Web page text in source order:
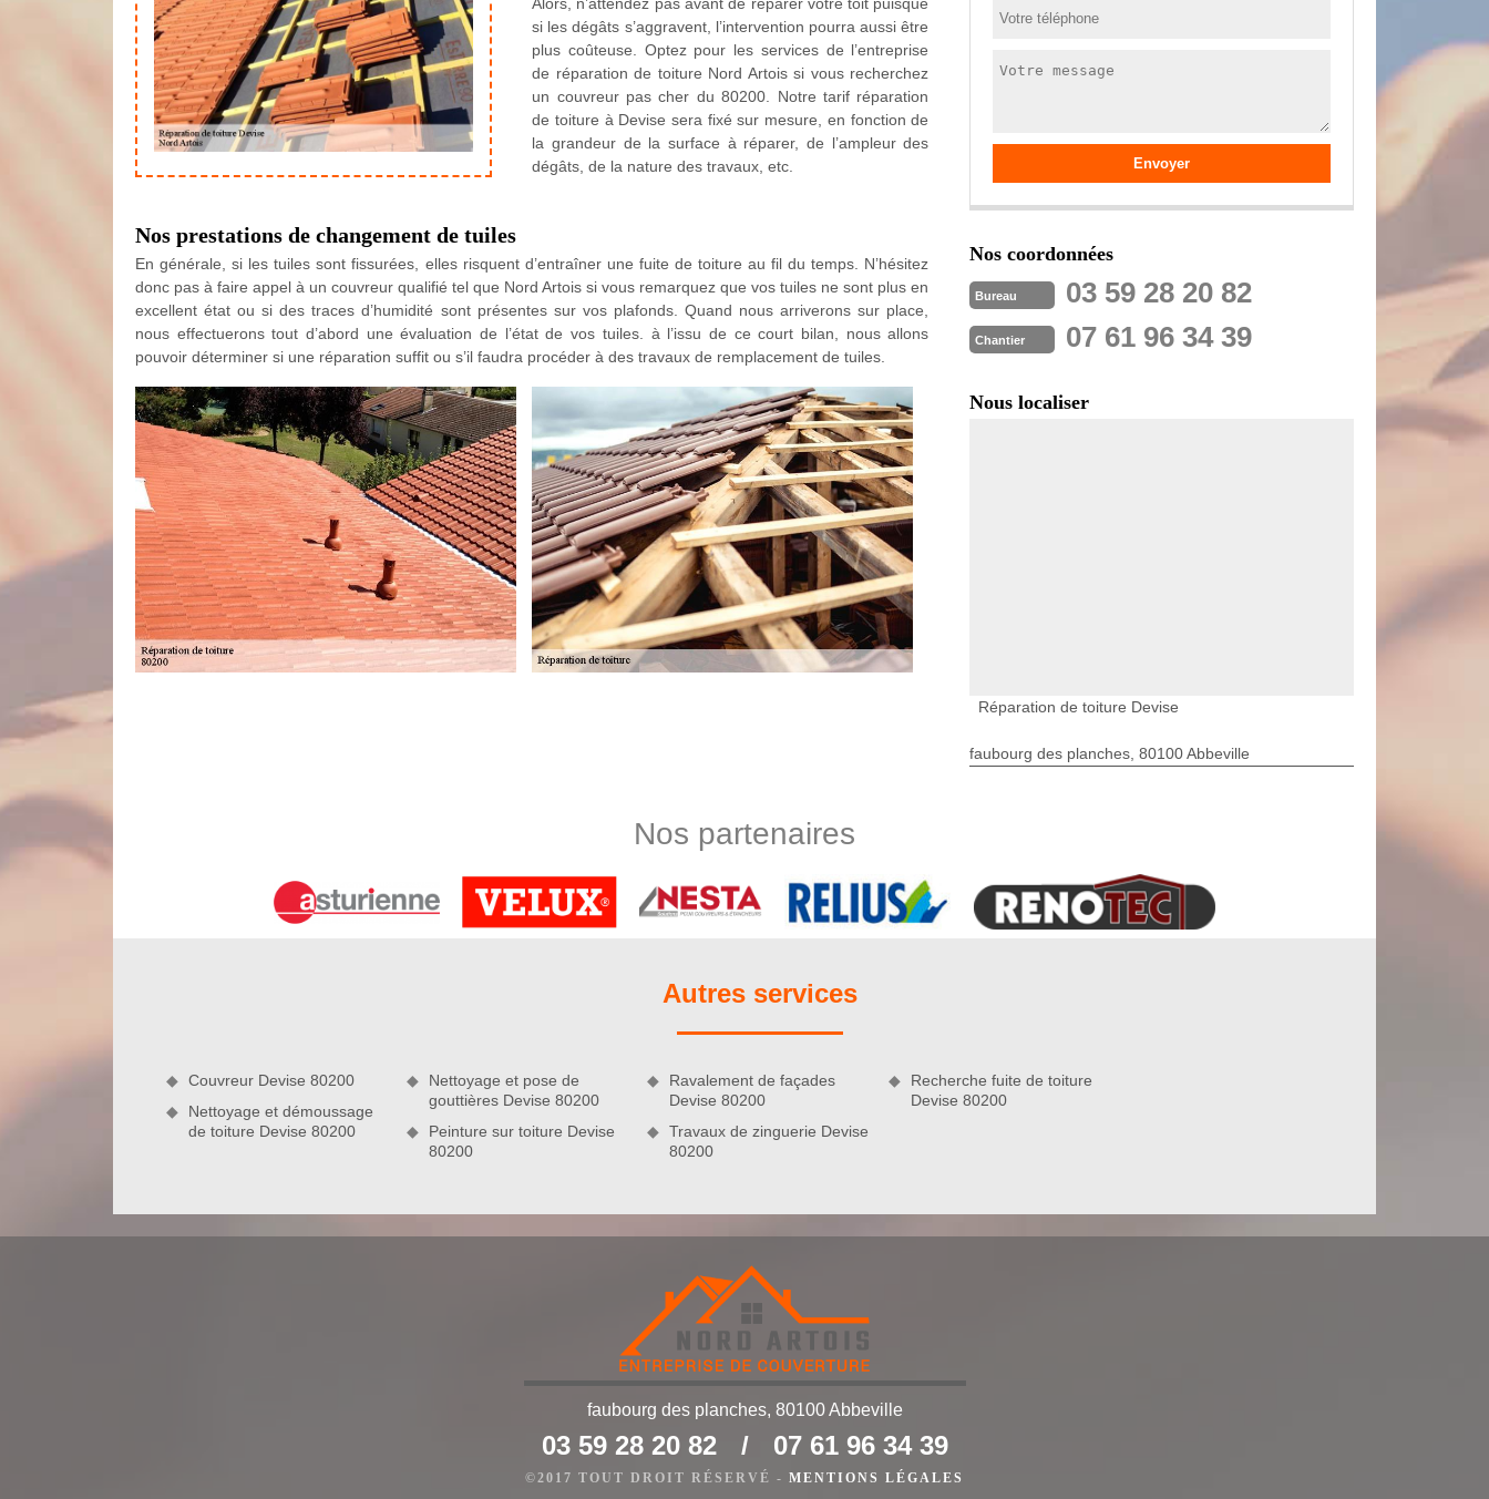
si les dégâts s’aggravent, l’intervention pourra aussi être
plus coûteuse. Optez pour les services de l’entreprise
de réparation de toiture Nord Artois si vous recherchez
un couvreur pas cher du 80200. Notre tarif réparation
de toiture à Devise sera fixé sur mesure, en fonction de
la grandeur de la surface à réparer, de l’ampleur des
dégâts, de la nature des travaux, etc.
Nos prestations de changement de tuiles
En générale, si les tuiles sont fissurées, elles risquent d’entraîner une fuite de toiture au fil du temps. N’hésitez
donc pas à faire appel à un couvreur qualifié tel que Nord Artois si vous remarquez que vos tuiles ne sont plus en
excellent état ou si des traces d’humidité sont présentes sur vos plafonds. Quand nous arriverons sur place,
nous effectuerons tout d’abord une évaluation de l’état de vos tuiles. à l’issu de ce court bilan, nous allons
pouvoir déterminer si une réparation suffit ou s’il faudra procéder à des travaux de remplacement de tuiles.
La gratuité de la demande de devis réparation de toiture
Comme pour toutes nos autres activités, vous pourrez accéder gratuitement à votre devis réparation de toiture.
Pour cela, vous aurez juste à remplir notre court formulaire et à patienter un peu moins de 24 heures avant de
Ainsi, nous dresserons le devis sur place, après avoir déterminé la méthode de réparation à adopter et autre.
Nous réalisons des travaux suivant les règles de l’art
La toiture occupe une place très importante dans votre habitation. Effectivement, c’est grâce à elle si vous vivez
dans un total confort et en toute sécurité en dépit des intempéries. Il est donc impératif que votre toiture soit en
d’imperfections, entrez en contact avec notre entreprise de couverture Nord Artois. Nous pourrons fournir des
prestations de réparation de toiture sur mesure et conformes aux réglementations élémentaires en couverture.
Nos coordonnées
Bureau 03 59 28 20 82
Chantier 07 61 96 34 39
Nous localiser
Réparation de toiture Devise
faubourg des planches, 80100 Abbeville
Nos partenaires
Autres services
Couvreur Devise 80200
Nettoyage et démoussage
de toiture Devise 80200
Nettoyage et pose de
gouttières Devise 80200
Peinture sur toiture Devise
80200
Ravalement de façades
Devise 80200
Travaux de zinguerie Devise
80200
Recherche fuite de toiture
Devise 80200
faubourg des planches, 80100 Abbeville
03 59 28 20 82 / 07 61 96 34 39
©2017 TOUT DROIT RÉSERVÉ - MENTIONS LÉGALES